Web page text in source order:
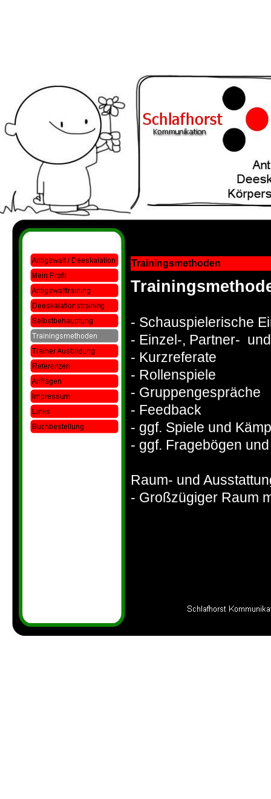
Trainingsmethoden
- Schauspielerische
- Einzel-, Partner-
- Kurzreferate
- Rollenspiele
- Gruppengespräche
- Feedback
- ggf. Spiele und
- ggf. Fragebögen
Raum- und
- Großzügiger Raum